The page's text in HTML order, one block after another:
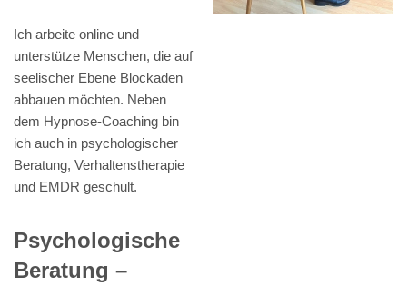
Ich arbeite online und
unterstütze Menschen, die auf
seelischer Ebene Blockaden
abbauen möchten. Neben
dem Hypnose-Coaching bin
ich auch in psychologischer
Beratung, Verhaltenstherapie
und EMDR geschult.
Psychologische
Beratung –